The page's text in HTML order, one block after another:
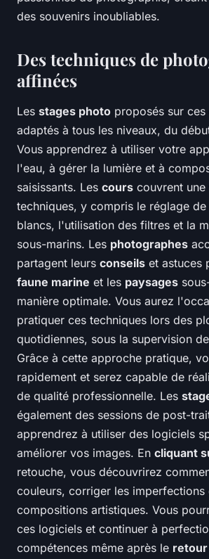
des souvenirs inoubliables.
Des techniques de
affinées
Les stages photo proposés sur
adaptés à tous les niveaux, du
Vous apprendrez à utiliser votre
l'eau, à gérer la lumière et à
saisissants. Les cours couvrent
techniques, y compris le réglage
blancs, l'utilisation des filtres et la
sous-marins. Les photographes
partagent leurs conseils et astuces
faune marine et les paysages
manière optimale. Vous aurez
pratiquer ces techniques lors des
quotidiennes, sous la supervision
Grâce à cette approche pratique,
rapidement et serez capable de
de qualité professionnelle. Les
également des sessions de post-
apprendrez à utiliser des logiciels
améliorer vos images. En cliquant
retouche, vous découvrirez
couleurs, corriger les imperfections
compositions artistiques. Vous
ces logiciels et continuer à
compétences même après le retour